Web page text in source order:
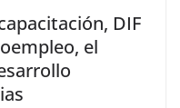
DIF
el